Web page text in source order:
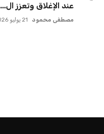
عند الإغلاق وتعزز ال...
مصطفى محمود 21 يوليو 2026